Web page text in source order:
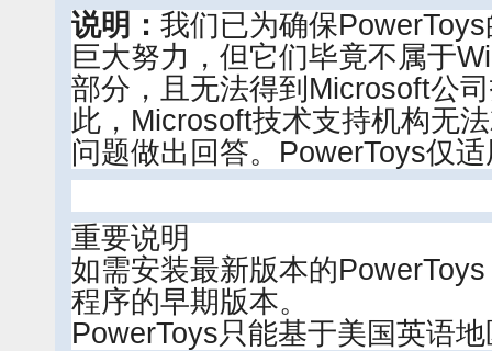
说明： 我们已为确保
巨大努力，但它们毕竟不属于
部分，且无法得到Microsoft公
此，Microsoft技术支持机构无
问题做出回答。PowerToys仅
重要说明
如需安装最新版本的
程序的早期版本。
PowerToys只能基于美国英语